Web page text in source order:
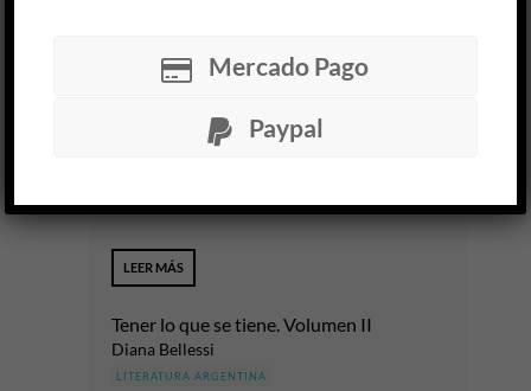
Una nena salva a su hermano menor con la
imaginación; otra extraña dolorosamente a su
estudiante secundaria oculta su embarazo...
LEER MÁS
Tener lo que se tiene. Volumen II
Diana Bellessi
LITERATURA ARGENTINA
Mercado Pago
Paypal